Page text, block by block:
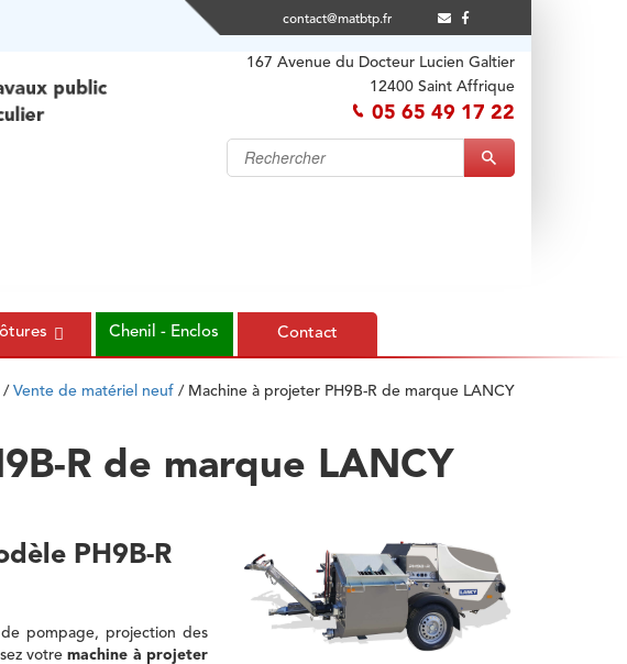
contact@matbtp.fr
167 Avenue du Docteur Lucien Galtier
12400 Saint Affrique
05 65 49 17 22
Chenil - Enclos Contact
/ Vente de matériel neuf / Machine à projeter PH9B-R de marque LANCY
R de marque LANCY
PH9B-R
pompage, projection des
votremachine à projeter